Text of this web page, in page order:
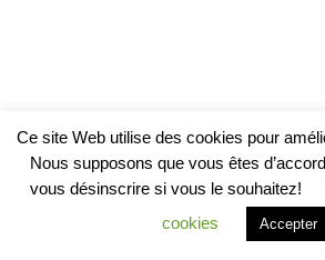
Ce site Web utilise des cookies pour
Nous supposons que vous êtes
vous désinscrire si vous le souhaitez!
cookies
Accepter